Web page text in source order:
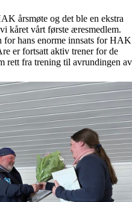
årsmøte og det ble en ekstra
kåret vårt første æresmedlem.
hans enorme innsats for HAK
er fortsatt aktiv trener for de
rett fra trening til avrundingen av